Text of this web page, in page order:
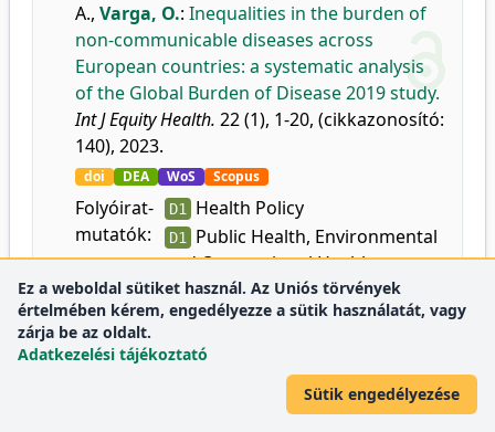
A., Varga, O.: Inequalities in the burden of
non-communicable diseases across
European countries: a systematic analysis
of the Global Burden of Disease 2019 study.
Int J Equity Health. 22 (1), 1-20, (cikkazonosító:
140), 2023.
doi DEA WoS Scopus
Folyóirat-
mutatók:
D1 Health Policy
D1 Public Health, Environmental
and Occupational Health
41.Todorovic, J.
Terzic, N.,Kissimova-Skarbek, K.
Devleesschauwer, B.
Terzic-
Bjegovic-Mikanovic, V.,
Ez a weboldal sütiket használ. Az Uniós törvények
értelmében kérem, engedélyezze a sütik használatát, vagy
zárja be az oldalt.
Adatkezelési tájékoztató
Sütik engedélyezése